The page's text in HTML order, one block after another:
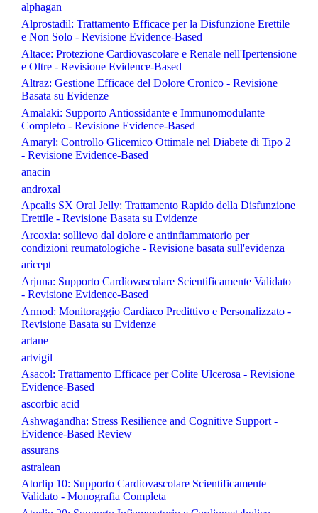
alphagan
Alprostadil: Trattamento Efficace per la Disfunzione Erettile
e Non Solo - Revisione Evidence-Based
Altace: Protezione Cardiovascolare e Renale nell'Ipertensione
e Oltre - Revisione Evidence-Based
Altraz: Gestione Efficace del Dolore Cronico - Revisione
Basata su Evidenze
Amalaki: Supporto Antiossidante e Immunomodulante
Completo - Revisione Evidence-Based
Amaryl: Controllo Glicemico Ottimale nel Diabete di Tipo 2
- Revisione Evidence-Based
anacin
androxal
Apcalis SX Oral Jelly: Trattamento Rapido della Disfunzione
Erettile - Revisione Basata su Evidenze
Arcoxia: sollievo dal dolore e antinfiammatorio per
condizioni reumatologiche - Revisione basata sull'evidenza
aricept
Arjuna: Supporto Cardiovascolare Scientificamente Validato
- Revisione Evidence-Based
Armod: Monitoraggio Cardiaco Predittivo e Personalizzato -
Revisione Basata su Evidenze
artane
artvigil
Asacol: Trattamento Efficace per Colite Ulcerosa - Revisione
Evidence-Based
ascorbic acid
Ashwagandha: Stress Resilience and Cognitive Support -
Evidence-Based Review
assurans
astralean
Atorlip 10: Supporto Cardiovascolare Scientificamente
Validato - Monografia Completa